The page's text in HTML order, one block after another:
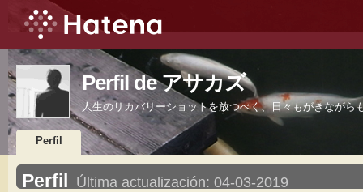
Perfil de アサカズ
人生のリカバリーショットを放つべく、日々もがきながら
Perfil
Perfil Última actualización: 04-03-2019